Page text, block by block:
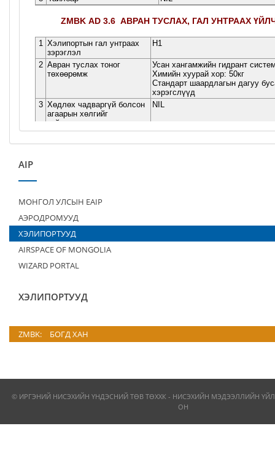
AIP
МОНГОЛ УЛСЫН EAIP
АЭРОДРОМУУД
ХЭЛИПОРТУУД
AIRSPACE OF MONGOLIA
WIZARD PORTAL
ХЭЛИПОРТУУД
ZMBK: БОГД ХАН
© ИРГЭНИЙ НИСЭХИЙН ҮНДЭСНИЙ ТӨВ ТӨХХК - НИСЭХИЙН МЭДЭЭЛЛИЙН
ОН